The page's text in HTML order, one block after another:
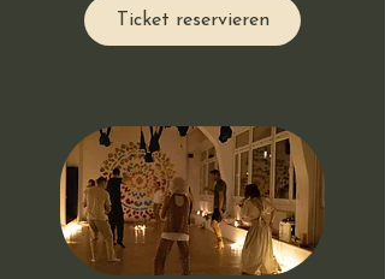
Ticket reservieren